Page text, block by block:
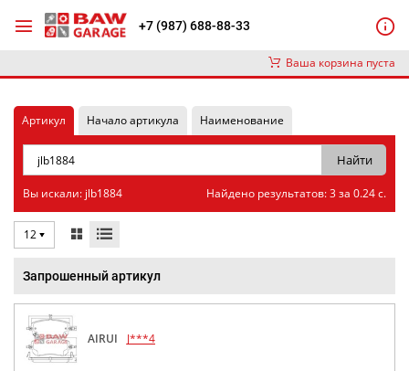
+7 (987) 688-88-33
Ваша корзина пуста
Артикул Начало артикула Наименование
Вы искали: jlb1884 Найдено результатов: 3 за 0.24 с.
12
Запрошенный артикул
AIRUI J***4